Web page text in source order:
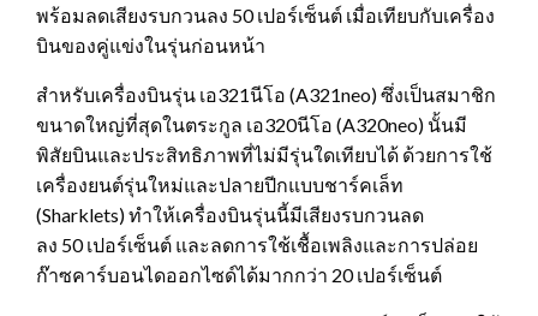
พร้อมลดเสียงรบกวนลง 50 เปอร์เซ็นต์ เมื่อเทียบกับเครื่อง
บินของคู่แข่งในรุ่นก่อนหน้า
สำหรับเครื่องบินรุ่น เอ321นีโอ (A321neo) ซึ่งเป็นสมาชิก
ขนาดใหญ่ที่สุดในตระกูล เอ320นีโอ (A320neo) นั้นมี
พิสัยบินและประสิทธิภาพที่ไม่มีรุ่นใดเทียบได้ ด้วยการใช้
เครื่องยนต์รุ่นใหม่และปลายปีกแบบชาร์คเล็ท
(Sharklets) ทำให้เครื่องบินรุ่นนี้มีเสียงรบกวนลด
ลง 50 เปอร์เซ็นต์ และลดการใช้เชื้อเพลิงและการปล่อย
ก๊าซคาร์บอนไดออกไซด์ได้มากกว่า 20 เปอร์เซ็นต์